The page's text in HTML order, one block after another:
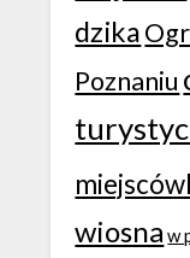
dzika
Poznaniu
wiosna w